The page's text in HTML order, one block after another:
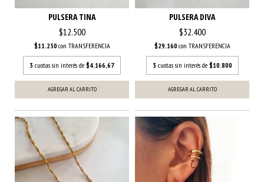
PULSERA TINA
$12.500
$11.250con TRANSFERENCIA
3 cuotas sin interés de $4.166,67
PULSERA DIVA
$32.400
$29.160con TRANSFERENCIA
3 cuotas sin interés de $10.800